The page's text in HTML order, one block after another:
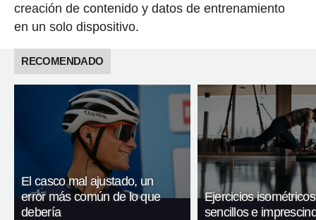
creación de contenido y datos de entrenamiento
en un solo dispositivo.
RECOMENDADO
El casco mal ajustado, un
error más común de lo que
debería
Ejercicios
sencillos e